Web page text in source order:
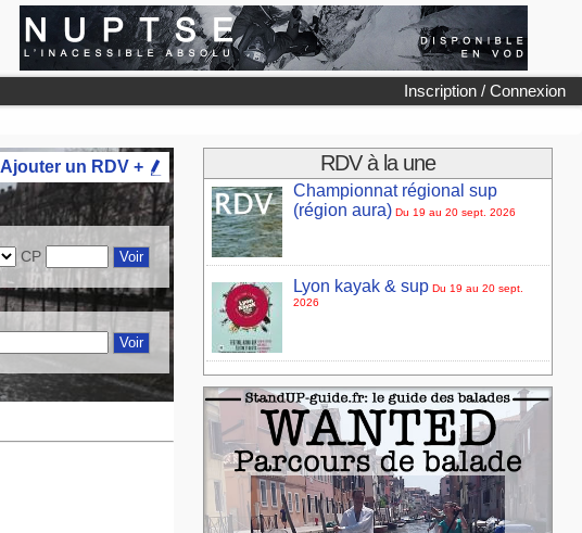
Inscription / Connexion
Ajouter un RDV +
CP
RDV à la une
Championnat régional sup
(région aura) Du 19 au 20 sept. 2026
Lyon kayak & sup Du 19 au 20 sept.
2026